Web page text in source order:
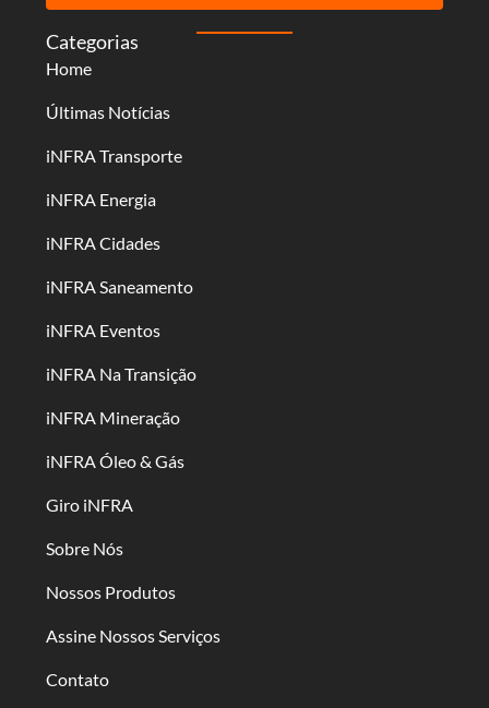
Categorias
Home
Últimas Notícias
iNFRA Transporte
iNFRA Energia
iNFRA Cidades
iNFRA Saneamento
iNFRA Eventos
iNFRA Na Transição
iNFRA Mineração
iNFRA Óleo & Gás
Giro iNFRA
Sobre Nós
Nossos Produtos
Assine Nossos Serviços
Contato